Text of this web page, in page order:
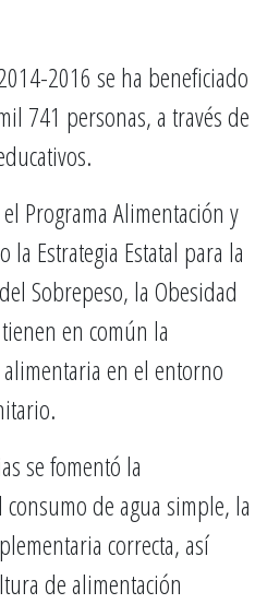
2016 se ha beneficiado
741 personas, a través de
Programa Alimentación y
la Estrategia Estatal para la
Sobrepeso, la Obesidad
en común la
en el entorno
se fomentó la
de agua simple, la
correcta, así
de alimentación